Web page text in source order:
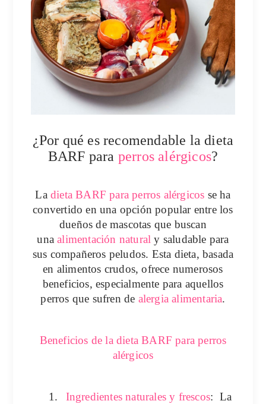
¿Por qué es recomendable la dieta
BARF para perros alérgicos?
La dieta BARF para perros alérgicos se ha
convertido en una opción popular entre los
dueños de mascotas que buscan
unaalimentación naturaly saludable para
sus compañeros peludos. Esta dieta, basada
en alimentos crudos, ofrece numerosos
beneficios, especialmente para aquellos
perros que sufren de alergia alimentaria.
Beneficios de la dieta BARF para perros
alérgicos
1. Ingredientes naturales y frescos: La